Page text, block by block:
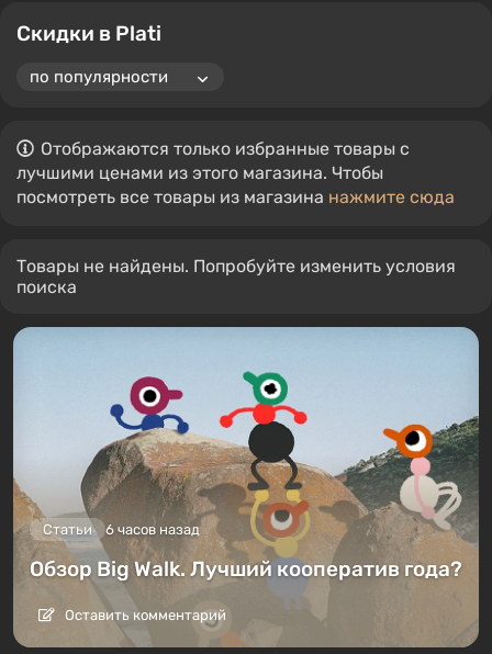
Скидки в Plati
Отображаются только избранные товары с
лучшими ценами из этого магазина. Чтобы
посмотреть все товары из магазина нажмите сюда
Товары не найдены. Попробуйте изменить условия
поиска
Статьи 6 часов назад
Обзор Big Walk. Лучший кооператив года?
Оставить комментарий